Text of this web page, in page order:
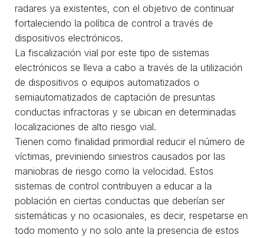
radares ya existentes, con el objetivo de continuar
fortaleciendo la política de control a través de
dispositivos electrónicos.
La fiscalización vial por este tipo de sistemas
electrónicos se lleva a cabo a través de la utilización
de dispositivos o equipos automatizados o
semiautomatizados de captación de presuntas
conductas infractoras y se ubican en determinadas
localizaciones de alto riesgo vial.
Tienen como finalidad primordial reducir el número de
víctimas, previniendo siniestros causados por las
maniobras de riesgo como la velocidad. Estos
sistemas de control contribuyen a educar a la
población en ciertas conductas que deberían ser
sistemáticas y no ocasionales, es decir, respetarse en
todo momento y no solo ante la presencia de estos